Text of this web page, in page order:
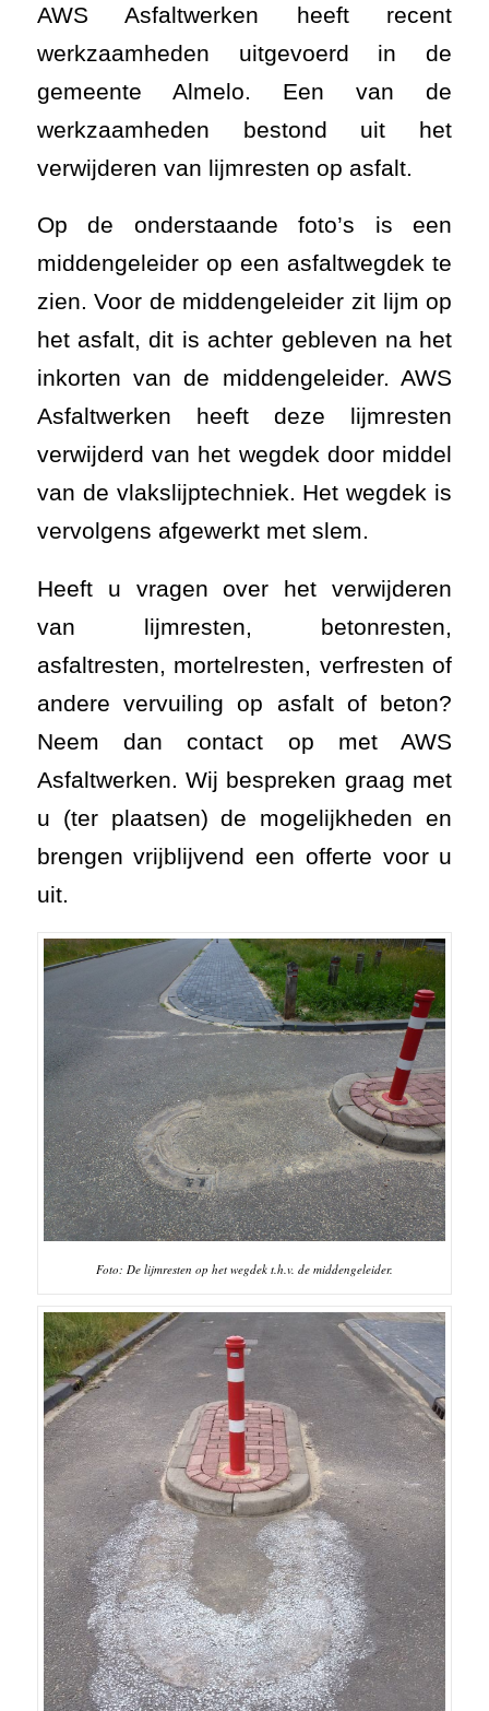
AWS Asfaltwerken heeft recent
werkzaamheden uitgevoerd in de
gemeente Almelo. Een van de
werkzaamheden bestond uit het
verwijderen van lijmresten op asfalt.
Op de onderstaande foto’s is een
middengeleider op een asfaltwegdek te
zien. Voor de middengeleider zit lijm op
het asfalt, dit is achter gebleven na het
inkorten van de middengeleider. AWS
Asfaltwerken heeft deze lijmresten
verwijderd van het wegdek door middel
van de vlakslijptechniek. Het wegdek is
vervolgens afgewerkt met slem.
Heeft u vragen over het verwijderen
van lijmresten, betonresten,
asfaltresten, mortelresten, verfresten of
andere vervuiling op asfalt of beton?
Neem dan contact op met AWS
Asfaltwerken. Wij bespreken graag met
u (ter plaatsen) de mogelijkheden en
brengen vrijblijvend een offerte voor u
uit.
Foto: De lijmresten op het wegdek t.h.v. de middengeleider.